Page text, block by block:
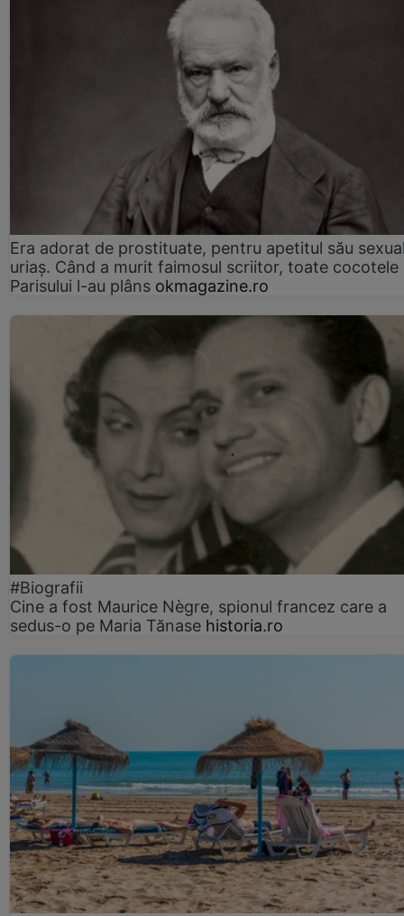
Era adorat de prostituate, pentru apetitul său
uriaș. Când a murit faimosul scriitor, toate cocotele
Parisului l-au plâns okmagazine.ro
#Biografii
Cine a fost Maurice Nègre, spionul francez care a
sedus-o pe Maria Tănase historia.ro